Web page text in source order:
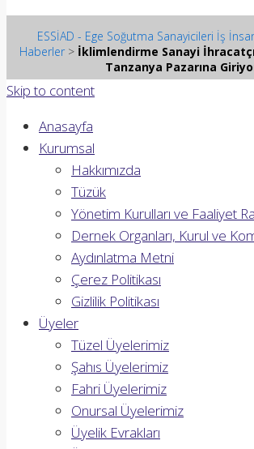
ESSİAD - Ege Soğutma Sanayicileri İş
Haberler > İklimlendirme Sanayi
Tanzanya Pazarına
Skip to content
Anasayfa
Kurumsal
Hakkımızda
Tüzük
Yönetim Kurulları ve Faaliyet
Dernek Organları, Kurul ve
Aydınlatma Metni
Çerez Politikası
Gizlilik Politikası
Üyeler
Tüzel Üyelerimiz
Şahıs Üyelerimiz
Fahri Üyelerimiz
Onursal Üyelerimiz
Üyelik Evrakları